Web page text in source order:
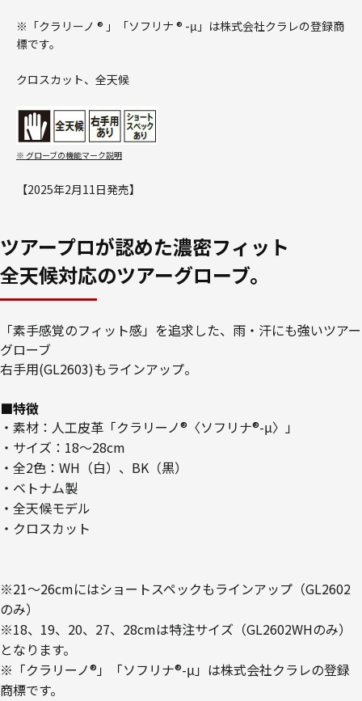
※「クラリーノ ® 」「ソフリナ ® -μ」は株式会社クラレの登録商
標です。
クロスカット、全天候
※ グローブの機能マーク説明
【2025年2月11日発売】
ツアープロが認めた濃密フィット
全天候対応のツアーグローブ。
「素手感覚のフィット感」を追求した、雨・汗にも強いツアー
グローブ
右手用(GL2603)もラインアップ。
■特徴
・素材：人工皮革「クラリーノ®〈ソフリナ®-μ〉」
・サイズ：18～28cm
・全2色：WH（白）、BK（黒）
・ベトナム製
・全天候モデル
・クロスカット
※21～26cmにはショートスペックもラインアップ（GL2602
のみ）
※18、19、20、27、28cmは特注サイズ（GL2602WHのみ）
となります。
※「クラリーノ®」「ソフリナ®-μ」は株式会社クラレの登録
商標です。